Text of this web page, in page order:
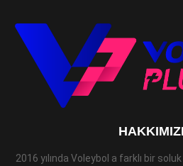
2016 yılında Voleybol a farklı bir